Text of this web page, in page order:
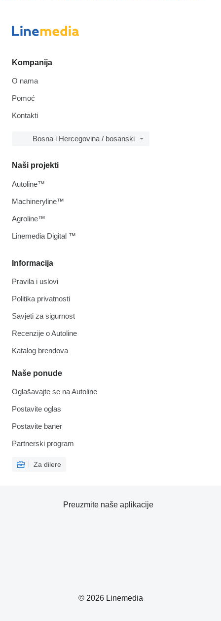
Kompanija
O nama
Pomoć
Kontakti
Bosna i Hercegovina / bosanski
Informacija
Pravila i uslovi
Politika privatnosti
Savjeti za sigurnost
Recenzije o Autoline
Katalog brendova
Naše ponude
Oglašavajte se na Autoline
Postavite oglas
Postavite baner
Partnerski program
Za dilere
Naši projekti
Autoline™
Machineryline™
Agroline™
Linemedia Digital ™
© 2026 Linemedia
Preuzmite naše aplikacije